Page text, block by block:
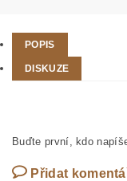
POPIS
DISKUZE
Buďte první, kdo
Přidat